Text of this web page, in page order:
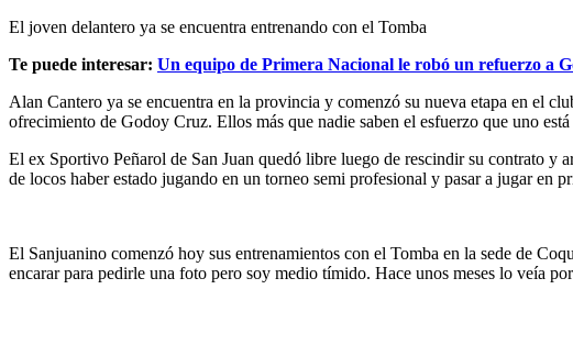
El joven delantero ya se encuentra entrenando con el Tomba
Te puede interesar: Un equipo de Primera Nacional le robó un refuerzo a
Alan Cantero ya se encuentra en la provincia y comenzó su nueva etapa en el
ofrecimiento de Godoy Cruz. Ellos más que nadie saben el esfuerzo que uno
El ex Sportivo Peñarol de San Juan quedó libre luego de rescindir su contrato y
de locos haber estado jugando en un torneo semi profesional y pasar a jugar en
El Sanjuanino comenzó hoy sus entrenamientos con el Tomba en la sede de
encarar para pedirle una foto pero soy medio tímido. Hace unos meses lo veía